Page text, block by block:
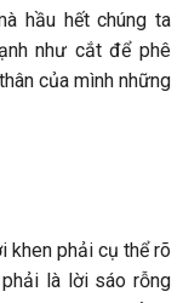
hầu hết chúng ta
như cắt để phê
của mình những
khen phải cụ thể rõ
là lời sáo rỗng